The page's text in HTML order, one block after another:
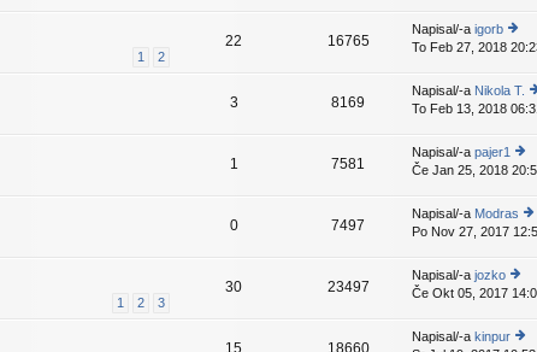
e
k
is
p
e
k
d
p
e
ej
z
d
nji
pr
is
p
e
k
1 2
22 16765
Napisal/-a igorb
o
ej
z
d
nji
pr
is
p
e
e
To Feb 27, 2018
3 8169
Napisal/-a Nikola T.
o
z
d
nji
is
e
To Feb 13, 2018
1 7581
Napisal/-a pajer1
o
ej
z
d
nji
pr
is
p
Če Jan 25, 2018
0 7497
Napisal/-a Modras
o
z
d
nji
Po Nov 27, 2017
1 2 3
30 23497
Napisal/-a jozko
o
ej
z
Če Okt 05, 2017
Napisal/-a kinpur